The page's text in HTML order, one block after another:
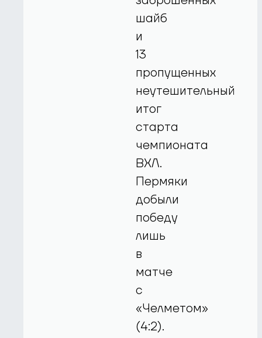
шайб
и
13
пропущенных
неутешительный
итог
старта
чемпионата
ВХЛ.
Пермяки
добыли
победу
лишь
в
матче
с
«Челметом»
(4:2).